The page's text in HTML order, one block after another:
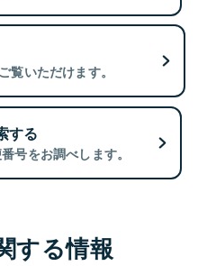
覧いただけます。
する
号をお調べします。
する情報